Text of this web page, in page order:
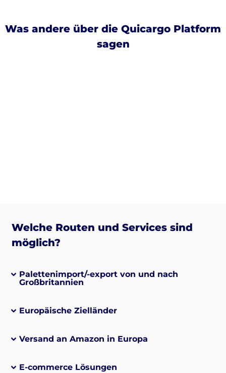
Was andere über die Quicargo Platform
sagen
Welche Routen und Services sind
möglich?
Palettenimport/-export von und nach
Großbritannien
Europäische Zielländer
Versand an Amazon in Europa
E-commerce Lösungen